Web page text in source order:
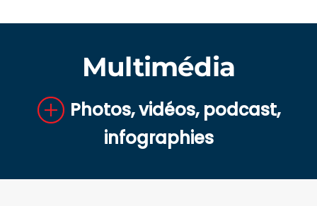
Multimédia
Photos, vidéos, podcast,
infographies